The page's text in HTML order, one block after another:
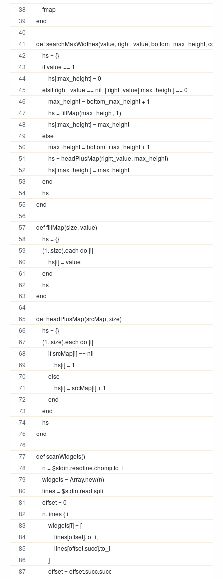
    fmap
end
def searchMaxWidthes(value, right_value, bottom_max_height,
    hs = {}
    if value == 1
        hs[:max_height] = 0
    elsif right_value == nil || right_value[:max_height] == 0
        max_height = bottom_max_height + 1
        hs = fillMap(max_height, 1)
        hs[:max_height] = max_height
    else
        max_height = bottom_max_height + 1
        hs = headPlusMap(right_value, max_height)
        hs[:max_height] = max_height
    end
    hs
end
def fillMap(size, value)
    hs = {}
    (1..size).each do |i|
        hs[i] = value
    end
    hs
end
def headPlusMap(srcMap, size)
    hs = {}
    (1..size).each do |i|
        if srcMap[i] == nil
            hs[i] = 1
        else
            hs[i] = srcMap[i] + 1
        end
    end
    hs
end
def scanWidgets()
    n = $stdin.readline.chomp.to_i
    widgets = Array.new(n)
    lines = $stdin.read.split
    offset = 0
    n.times {|i|
        widgets[i] = [
            lines[offset].to_i,
            lines[offset.succ].to_i
        ]
        offset = offset.succ.succ